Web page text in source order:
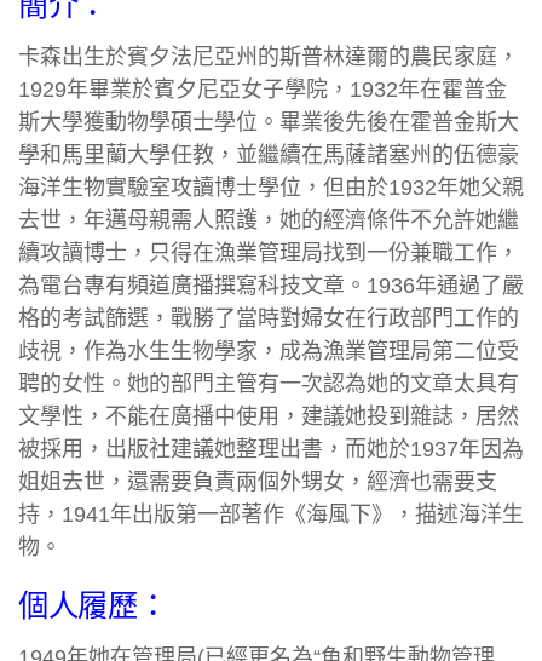
卡森出生於賓夕法尼亞州的斯普林達爾的農民家庭，
1929年畢業於賓夕尼亞女子學院，1932年在霍普金
斯大學獲動物學碩士學位。畢業後先後在霍普金斯大
學和馬里蘭大學任教，並繼續在馬薩諸塞州的伍德豪
海洋生物實驗室攻讀博士學位，但由於1932年她父親
去世，年邁母親需人照護，她的經濟條件不允許她繼
續攻讀博士，只得在漁業管理局找到一份兼職工作，
為電台專有頻道廣播撰寫科技文章。1936年通過了嚴
格的考試篩選，戰勝了當時對婦女在行政部門工作的
歧視，作為水生生物學家，成為漁業管理局第二位受
聘的女性。她的部門主管有一次認為她的文章太具有
文學性，不能在廣播中使用，建議她投到雜誌，居然
被採用，出版社建議她整理出書，而她於1937年因為
姐姐去世，還需要負責兩個外甥女，經濟也需要支
持，1941年出版第一部著作《海風下》，描述海洋生
物。
個人履歷：